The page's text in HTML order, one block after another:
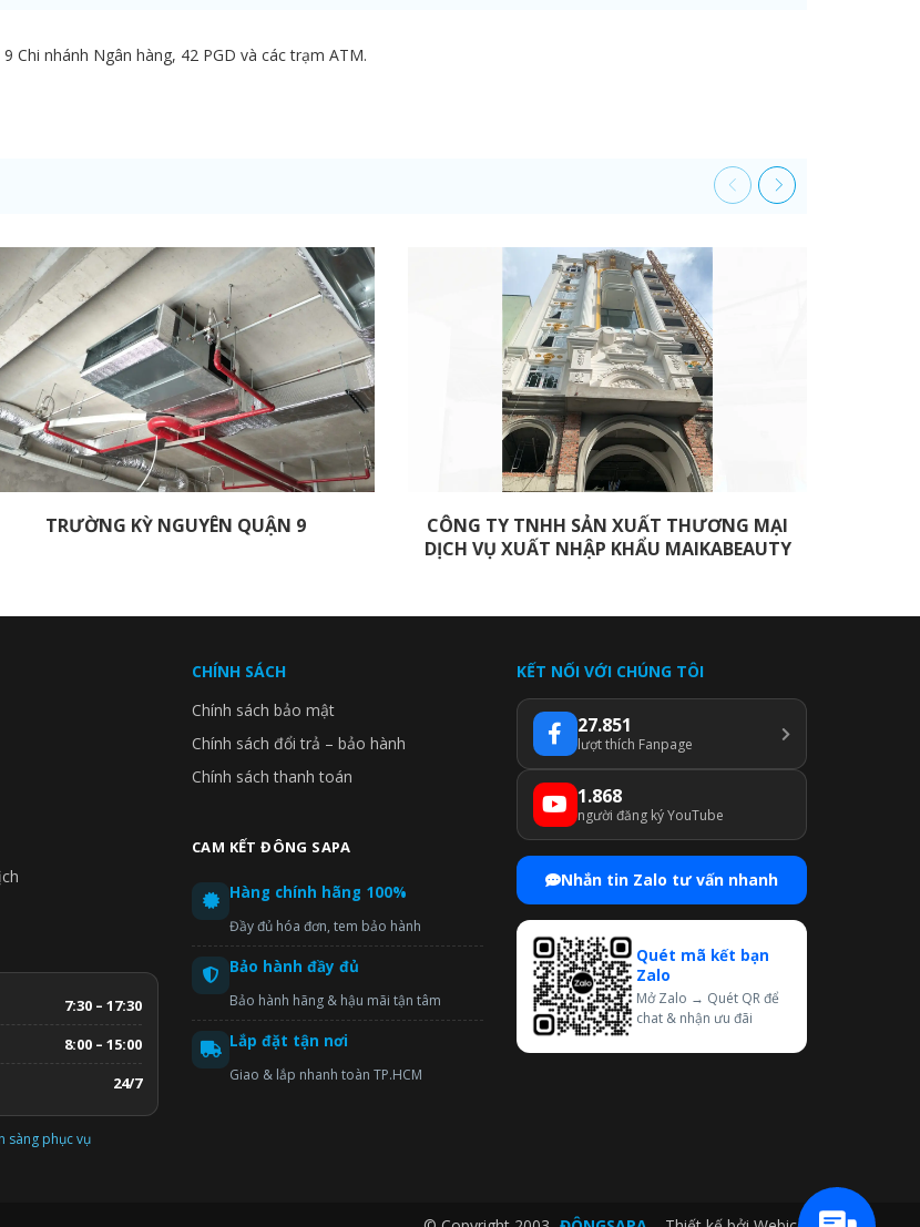
nhánh Ngân hàng, 42 PGD và các trạm ATM.
TRƯỜNG KỲ NGUYÊN QUẬN 9
CÔNG TY TNHH SẢN XUẤT THƯƠNG MẠI
DỊCH VỤ XUẤT NHẬP KHẨU MAIKABEAUTY
7:30 – 17:30
8:00 – 15:00
24/7
sàng phục vụ
CHÍNH SÁCH
Chính sách bảo mật
Chính sách đổi trả – bảo hành
Chính sách thanh toán
CAM KẾT ĐÔNG SAPA
Hàng chính hãng 100%
Đầy đủ hóa đơn, tem bảo hành
Bảo hành đầy đủ
Bảo hành hãng & hậu mãi tận tâm
Lắp đặt tận nơi
Giao & lắp nhanh toàn TP.HCM
KẾT NỐI VỚI CHÚNG TÔI
27.851
lượt thích Fanpage
1.868
người đăng ký YouTube
Nhắn tin Zalo tư vấn nhanh
Quét mã kết bạn
Zalo
Mở Zalo → Quét QR để
chat & nhận ưu đãi